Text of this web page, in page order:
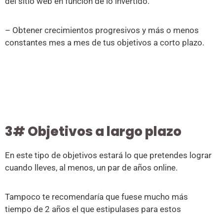
– Obtener crecimientos progresivos y más o menos
constantes mes a mes de tus objetivos a corto plazo.
3# Objetivos a largo plazo
En este tipo de objetivos estará lo que pretendes lograr
cuando lleves, al menos, un par de años online.
Tampoco te recomendaría que fuese mucho más
tiempo de 2 años el que estipulases para estos